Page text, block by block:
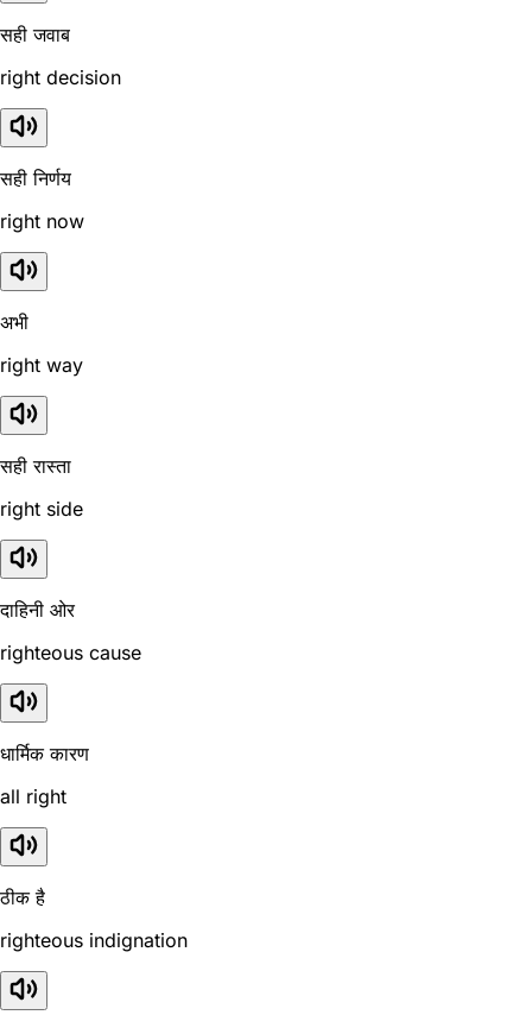
सही जवाब
right decision
सही निर्णय
right now
अभी
right way
सही रास्ता
right side
दाहिनी ओर
righteous cause
धार्मिक कारण
all right
ठीक है
righteous indignation